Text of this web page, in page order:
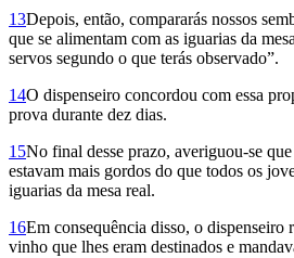
13Depois, então, compararás nossos
que se alimentam com as iguarias da
servos segundo o que terás observado”.
14O dispenseiro concordou com essa
prova durante dez dias.
15No final desse prazo, averiguou-se
estavam mais gordos do que todos os
iguarias da mesa real.
16Em consequência disso, o dispenseiro
vinho que lhes eram destinados e